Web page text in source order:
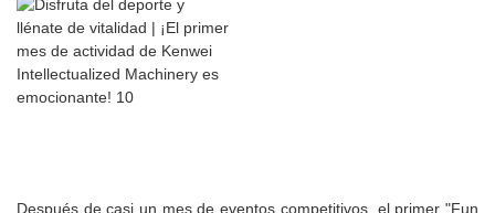
Después de casi un mes de eventos competitivos, el primer "Fun